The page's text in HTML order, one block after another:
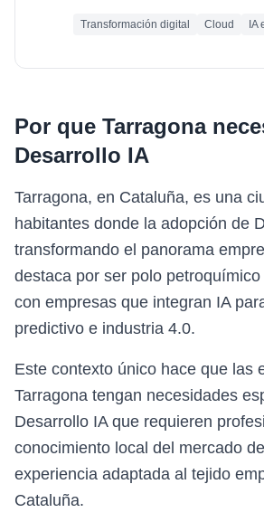
Transformación digital Cloud IA
Por que Tarragona
Desarrollo IA
Tarragona, en Cataluña, es una
habitantes donde la adopción de
transformando el panorama
destaca por ser polo
con empresas que integran IA
predictivo e industria 4.0.
Este contexto único hace que las
Tarragona tengan necesidades
Desarrollo IA que requieren
conocimiento local del mercado
experiencia adaptada al tejido
Cataluña.